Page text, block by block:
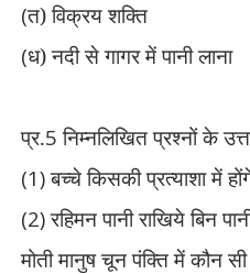
(त) विक्रय शक्ति
(ध) नदी से गागर में पानी लाना
प्र.5निम्नलिखित प्रश्नों के
(1)बच्चे किसकी प्रत्याशा में
(2)रहिमन पानी राखिये बिन
मोती मानुष चून पंक्ति मेंकौन